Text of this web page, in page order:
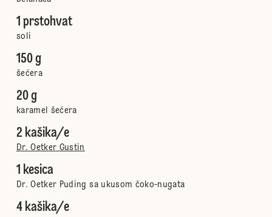
1 prstohvat
soli
150 g
šećera
20 g
karamel šećera
2 kašika/e
Dr. Oetker Gustin
1 kesica
Dr. Oetker Puding sa ukusom čoko-nugata
4 kašika/e